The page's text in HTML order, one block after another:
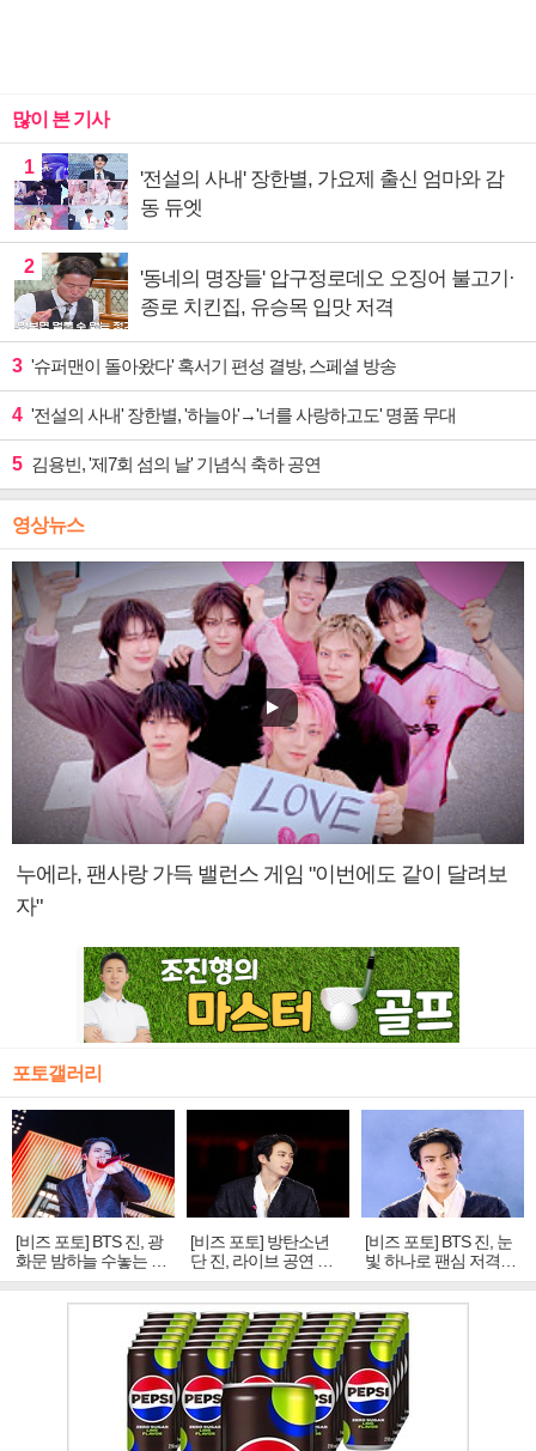
많이 본 기사
1
'전설의 사내' 장한별, 가요제 출신 엄마와 감
동 듀엣
2
'동네의 명장들' 압구정로데오 오징어 불고기·
종로 치킨집, 유승목 입맛 저격
3 '슈퍼맨이 돌아왔다' 혹서기 편성 결방, 스페셜 방송
4 '전설의 사내' 장한별, '하늘아'→'너를 사랑하고도' 명품 무대
5 김용빈, '제7회 섬의 날' 기념식 축하 공연
영상뉴스
누에라, 팬사랑 가득 밸런스 게임 "이번에도 같이 달려보
자"
포토갤러리
[비즈 포토] BTS 진, 광
화문 밤하늘 수놓는 '비
주얼 킹'의 열창
[비즈 포토] 방탄소년
단 진, 라이브 공연 중
빛나는 독보적 아우라
[비즈 포토] BTS 진, 눈
빛 하나로 팬심 저격…
독보적 카리스마